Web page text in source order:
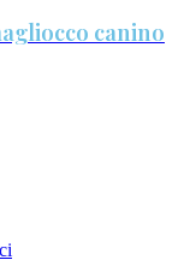
canino